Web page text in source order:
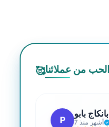
🥰الحب من عملائنا
P
بانكاج بابو
7 أشهر منذ